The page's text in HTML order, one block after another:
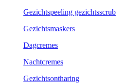
Gezichtspeeling gezichtsscrub
Gezichtsmaskers
Dagcremes
Nachtcremes
Gezichtsontharing